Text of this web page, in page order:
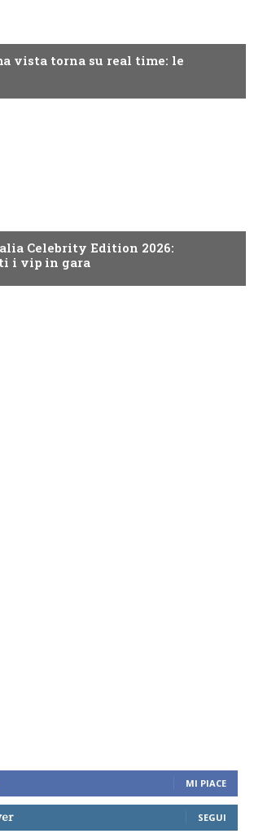
vista torna su real time: le
Celebrity Edition 2026:
i vip in gara
MI PIACE
SEGUI